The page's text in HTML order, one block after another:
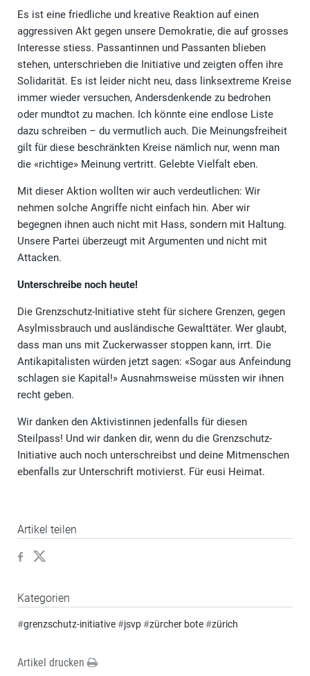
Es ist eine friedliche und kreative Reaktion auf einen
aggressiven Akt gegen unsere Demokratie, die auf grosses
Interesse stiess. Passantinnen und Passanten blieben
stehen, unterschrieben die Initiative und zeigten offen ihre
Solidarität. Es ist leider nicht neu, dass linksextreme Kreise
immer wieder versuchen, Andersdenkende zu bedrohen
oder mundtot zu machen. Ich könnte eine endlose Liste
dazu schreiben – du vermutlich auch. Die Meinungsfreiheit
gilt für diese beschränkten Kreise nämlich nur, wenn man
die «richtige» Meinung vertritt. Gelebte Vielfalt eben.
Mit dieser Aktion wollten wir auch verdeutlichen: Wir
nehmen solche Angriffe nicht einfach hin. Aber wir
begegnen ihnen auch nicht mit Hass, sondern mit Haltung.
Unsere Partei überzeugt mit Argumenten und nicht mit
Attacken.
Unterschreibe noch heute!
Die Grenzschutz-Initiative steht für sichere Grenzen, gegen
Asylmissbrauch und ausländische Gewalttäter. Wer glaubt,
dass man uns mit Zuckerwasser stoppen kann, irrt. Die
Antikapitalisten würden jetzt sagen: «Sogar aus Anfeindung
schlagen sie Kapital!» Ausnahmsweise müssten wir ihnen
recht geben.
Wir danken den Aktivistinnen jedenfalls für diesen
Steilpass! Und wir danken dir, wenn du die Grenzschutz-
Initiative auch noch unterschreibst und deine Mitmenschen
ebenfalls zur Unterschrift motivierst. Für eusi Heimat.
Artikel teilen
Kategorien
#grenzschutz-initiative#jsvp#zürcher bote#zürich
Artikel drucken